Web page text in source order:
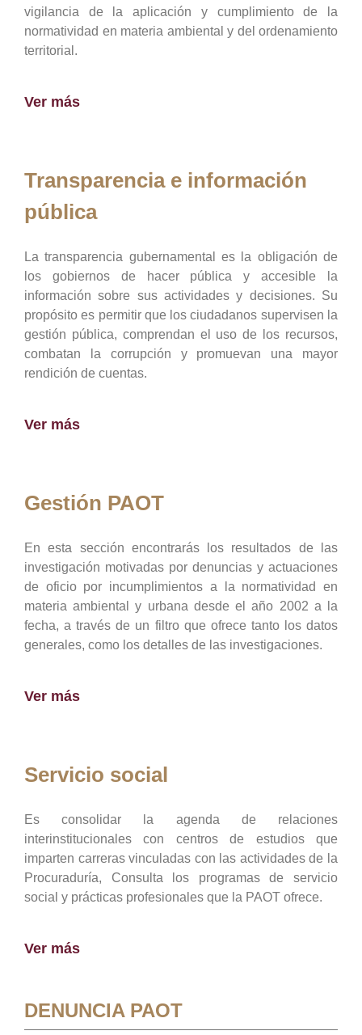
vigilancia de la aplicación y cumplimiento de la
normatividad en materia ambiental y del ordenamiento
territorial.
Ver más
Transparencia e información
pública
La transparencia gubernamental es la obligación de
los gobiernos de hacer pública y accesible la
información sobre sus actividades y decisiones. Su
propósito es permitir que los ciudadanos supervisen la
gestión pública, comprendan el uso de los recursos,
combatan la corrupción y promuevan una mayor
rendición de cuentas.
Ver más
Gestión PAOT
En esta sección encontrarás los resultados de las
investigación motivadas por denuncias y actuaciones
de oficio por incumplimientos a la normatividad en
materia ambiental y urbana desde el año 2002 a la
fecha, a través de un filtro que ofrece tanto los datos
generales, como los detalles de las investigaciones.
Ver más
Servicio social
Es consolidar la agenda de relaciones
interinstitucionales con centros de estudios que
imparten carreras vinculadas con las actividades de la
Procuraduría, Consulta los programas de servicio
social y prácticas profesionales que la PAOT ofrece.
Ver más
DENUNCIA PAOT